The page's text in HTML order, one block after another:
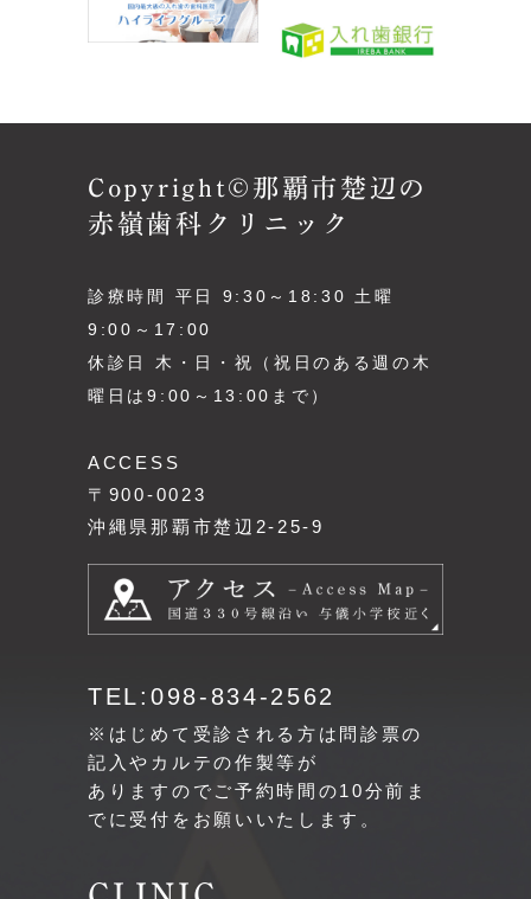
Copyright©那覇市楚辺の
赤嶺歯科クリニック
診療時間 平日 9:30～18:30 土曜
9:00～17:00
休診日 木・日・祝（祝日のある週の木
曜日は9:00～13:00まで）
ACCESS
〒900-0023
沖縄県那覇市楚辺2-25-9
TEL:098-834-2562
※はじめて受診される方は問診票の
記入やカルテの作製等が
ありますのでご予約時間の10分前ま
でに受付をお願いいたします。